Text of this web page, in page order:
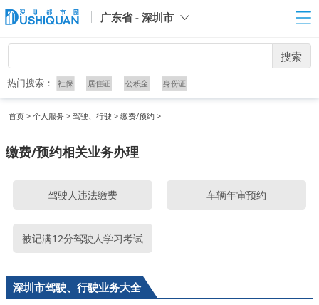
广东省 - 深圳市
搜索
热门搜索： 社保 居住证 公积金 身份证
首页 > 个人服务 > 驾驶、行驶 > 缴费/预约 >
缴费/预约相关业务办理
驾驶人违法缴费 车辆年审预约
被记满12分驾驶人学习考试
深圳市驾驶、行驶业务大全